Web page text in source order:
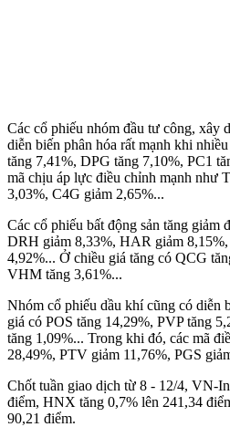
Các cổ phiếu nhóm đầu tư công, xây
diễn biến phân hóa rất mạnh khi
tăng 7,41%, DPG tăng 7,10%, PC1
mã chịu áp lực điều chỉnh mạnh như
3,03%, C4G giảm 2,65%...
Các cổ phiếu bất động sản tăng giảm
DRH giảm 8,33%, HAR giảm
4,92%... Ở chiều giá tăng có QCG
VHM tăng 3,61%...
Nhóm cổ phiếu dầu khí cũng có diễn
giá có POS tăng 14,29%, PVP tăng
tăng 1,09%... Trong khi đó, các mã
28,49%, PTV giảm 11,76%, PGS
Chốt tuần giao dịch từ 8 - 12/4, VN-
điểm, HNX tăng 0,7% lên 241,34
90,21 điểm.